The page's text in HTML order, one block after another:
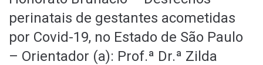
perinatais de gestantes acometidas
por Covid-19, no Estado de São Paulo
– Orientador (a): Prof.ª Dr.ª Zilda